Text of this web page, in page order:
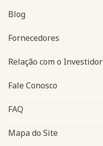
Navegação do rodapé
Blog
Fornecedores
Relação com o Investidor
Fale Conosco
FAQ
Mapa do Site